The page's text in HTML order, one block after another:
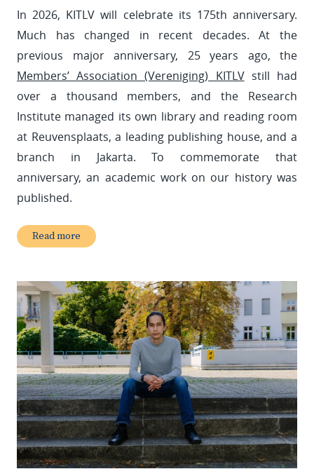
In 2026, KITLV will celebrate its 175th anniversary.
Much has changed in recent decades. At the
previous major anniversary, 25 years ago, the
Members’ Association (Vereniging) KITLVstill had
over a thousand members, and the Research
Institute managed its own library and reading room
at Reuvensplaats, a leading publishing house, and a
branch in Jakarta. To commemorate that
anniversary, an academic work on our history was
published.
Read more